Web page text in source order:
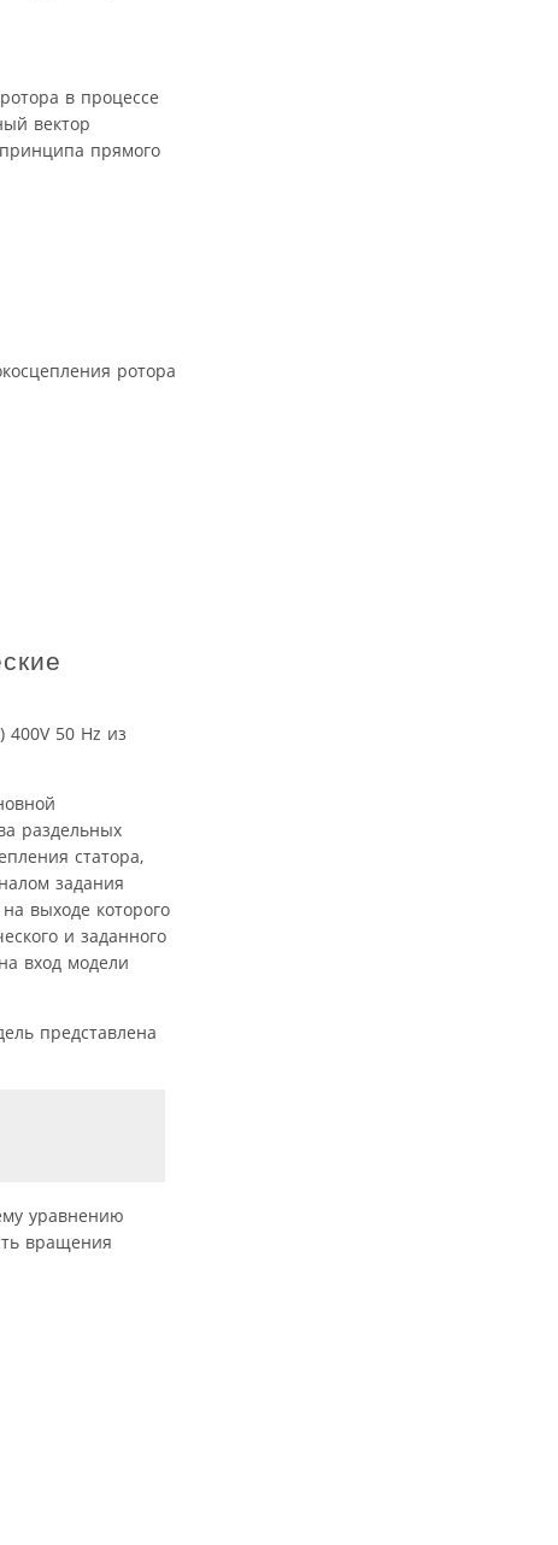
в процессе
вектор
прямого
ротора
400V 50 Hz из
раздельных
статора,
задания
выходе которого
и заданного
вход модели
представлена
уравнению
вращения